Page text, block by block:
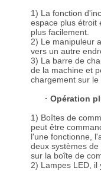
1) La fonction
espace plus étroit
plus facilement.
2) Le manipuleur
vers un autre
3) La barre de
de la machine et
chargement sur le
· Opération
1) Boîtes de
peut être
l'une fonctionne,
deux systèmes
sur la boîte de
2) Lampes LED, il